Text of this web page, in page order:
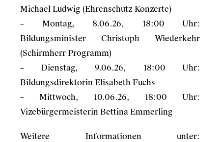
Michael Ludwig (Ehrenschutz Konzerte)
– Montag, 8.06.26, 18:00 Uhr:
Bildungsminister Christoph Wiederkehr
(Schirmherr Programm)
– Dienstag, 9.06.26, 18:00 Uhr:
Bildungsdirektorin Elisabeth Fuchs
– Mittwoch, 10.06.26, 18:00 Uhr:
Vizebürgermeisterin Bettina Emmerling
Weitere Informationen unter: